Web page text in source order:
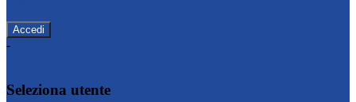
-
Seleziona utente